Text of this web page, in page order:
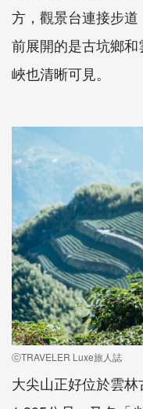
方，觀景台連接步
前展開的是古坑鄉
峽也清晰可見。
ⓒTRAVELER Luxe旅人誌
大尖山正好位於雲